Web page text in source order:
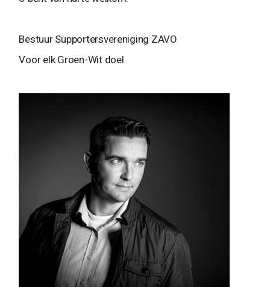
Bestuur Supportersvereniging ZAVO
Voor elk Groen-Wit doel